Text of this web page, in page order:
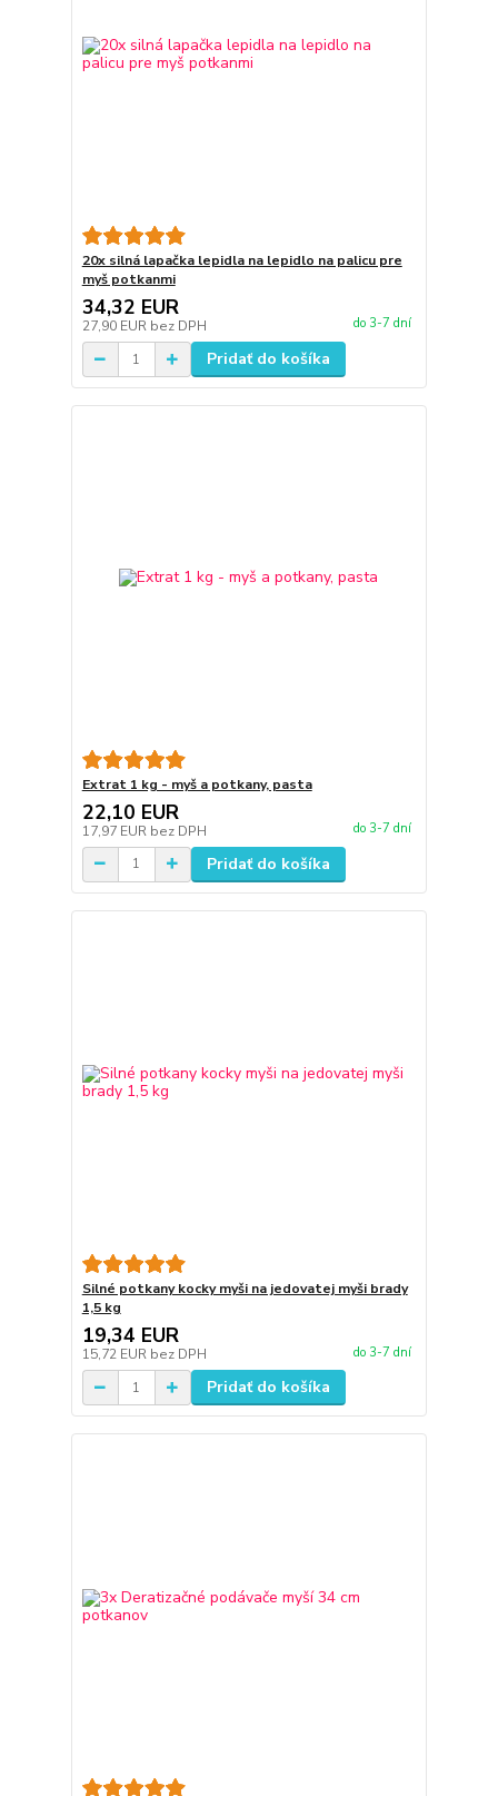
20x silná lapačka lepidla na lepidlo na palicu pre
myš potkanmi
34,32 EUR
27,90 EUR bez DPH do 3-7 dní
Pridať do košíka
Extrat 1 kg - myš a potkany, pasta
22,10 EUR
17,97 EUR bez DPH do 3-7 dní
Pridať do košíka
Silné potkany kocky myši na jedovatej myši brady
1,5 kg
19,34 EUR
15,72 EUR bez DPH do 3-7 dní
Pridať do košíka